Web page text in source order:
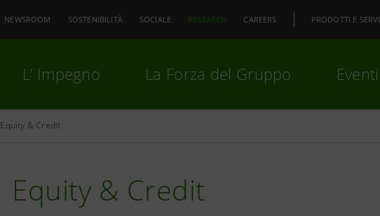
NEWSROOM SOSTENIBILITÀ SOCIALE RESEARCH CAREERS PRODOTTI E
L’ Impegno La Forza del Gruppo
Equity & Credit
Equity & Credit